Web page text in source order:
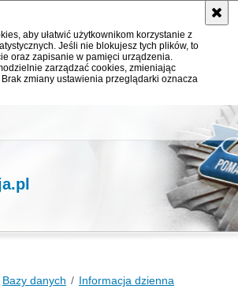
aby ułatwić użytkownikom korzystanie z
Jeśli nie blokujesz tych plików, to
oraz zapisanie w pamięci urządzenia.
zarządzać cookies, zmieniając
zmiany ustawienia przeglądarki oznacza
Bazy danych
Informacja dzienna